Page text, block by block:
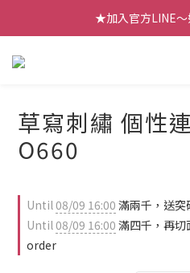
【七月新品】上架
★加入官方LINE
【七月新品】上架
草寫刺繡 個性
O660
Until08/09 16:00 滿兩千，送
Until08/09 16:00 滿四千，再
order